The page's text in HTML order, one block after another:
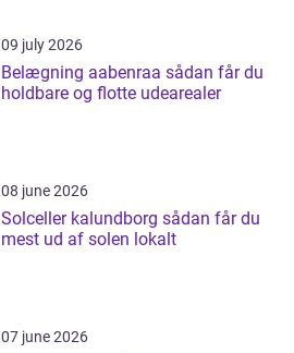
09 july 2026
Belægning aabenraa sådan får du
holdbare og flotte udearealer
08 june 2026
Solceller kalundborg sådan får du
mest ud af solen lokalt
07 june 2026